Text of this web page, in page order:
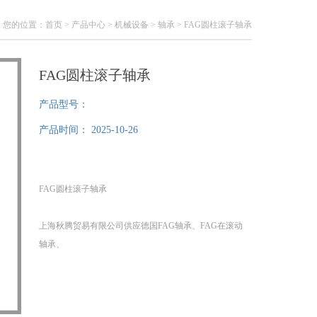
您的位置： 首页 > 产品中心 > 机械设备 > 轴承 > FAG圆柱滚子轴承
FAG圆柱滚子轴承
产品型号：
产品时间： 2025-10-26
FAG圆柱滚子轴承
上海秋腾贸易有限公司供应德国FAG轴承、FAG在滚动
轴承、